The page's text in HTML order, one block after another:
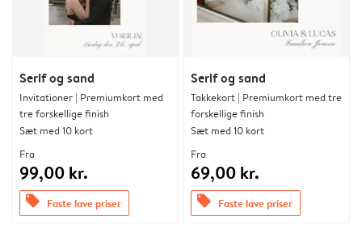
Serif og sand
Invitationer | Premiumkort med
tre forskellige finish
Sæt med 10 kort
Fra
99,00 kr.
offers Faste lave priser
Serif og sand
Takkekort | Premiumkort med tre
forskellige finish
Sæt med 10 kort
Fra
69,00 kr.
offers Faste lave priser